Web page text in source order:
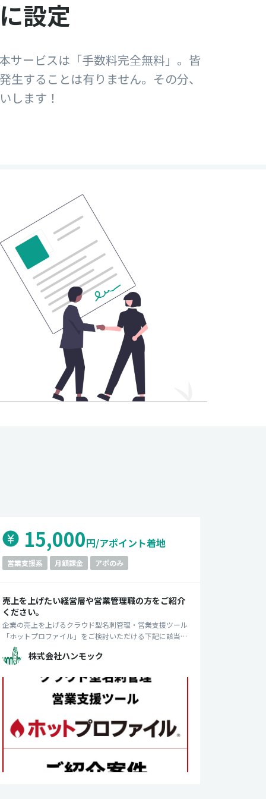
設定
サービスは「手数料完全無料」。皆
することは有りません。その分、
します！
15,000円/アポイント着地
営業支援系 月額課金 アポのみ
売上を上げたい経営層や営業管理職の方をご紹介
ください。
企業の売上を上げるクラウド型名刺管理・営業支援ツール
「ホットプロファイル」をご検討いただける下記に該当す
る方をご紹介ください。 対象：従業員数100名以上の企業
①営業課長以上 ②取締役以上
株式会社ハンモック